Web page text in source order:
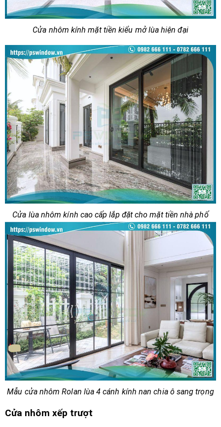
Cửa nhôm kính mặt tiền kiểu mở lùa hiện đại
Cửa lùa nhôm kính cao cấp lắp đặt cho mặt tiền nhà phố
Mẫu cửa nhôm Rolan lùa 4 cánh kính nan chia ô sang trọng
Cửa nhôm xếp trượt